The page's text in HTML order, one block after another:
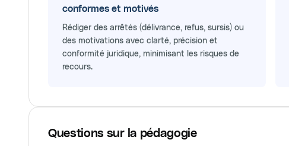
conformes et motivés
Rédiger des arrêtés (délivrance, refus, sursis) ou
des motivations avec clarté, précision et
conformité juridique, minimisant les risques de
recours.
Questions sur la pédagogie